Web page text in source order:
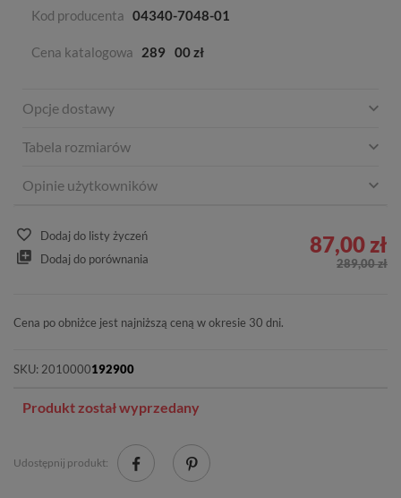
Kod producenta 04340-7048-01
Cena katalogowa 289 00 zł
Opcje dostawy
Tabela rozmiarów
Opinie użytkowników
Dodaj do listy życzeń
Dodaj do porównania
87,00 zł
289,00 zł
Cena po obniżce jest najniższą ceną w okresie 30 dni.
SKU: 2010000192900
Produkt został wyprzedany
Udostępnij produkt: